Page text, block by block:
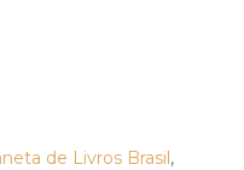
de Livros Brasil,